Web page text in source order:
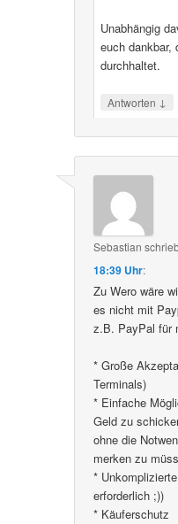
Unabhängig
euch dankbar,
durchhaltet.
Antworten ↓
Sebastian
18:39 Uhr:
Zu Wero wäre
es nicht mit
z.B. PayPal für
* Große
Terminals)
* Einfache
Geld zu
ohne die
merken zu
*
erforderlich ;))
* Käuferschutz